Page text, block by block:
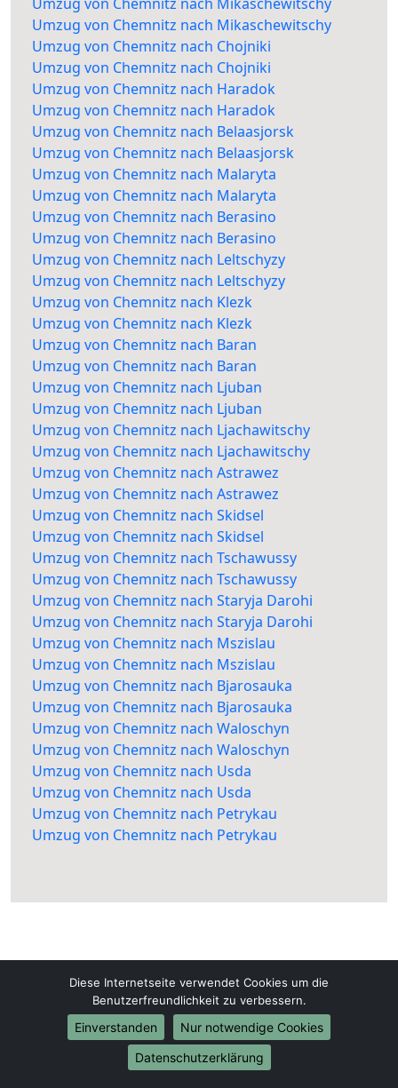
Umzug von Chemnitz nach Mikaschewitschy
Umzug von Chemnitz nach Chojniki
Umzug von Chemnitz nach Chojniki
Umzug von Chemnitz nach Haradok
Umzug von Chemnitz nach Haradok
Umzug von Chemnitz nach Belaasjorsk
Umzug von Chemnitz nach Belaasjorsk
Umzug von Chemnitz nach Malaryta
Umzug von Chemnitz nach Malaryta
Umzug von Chemnitz nach Berasino
Umzug von Chemnitz nach Berasino
Umzug von Chemnitz nach Leltschyzy
Umzug von Chemnitz nach Leltschyzy
Umzug von Chemnitz nach Klezk
Umzug von Chemnitz nach Klezk
Umzug von Chemnitz nach Baran
Umzug von Chemnitz nach Baran
Umzug von Chemnitz nach Ljuban
Umzug von Chemnitz nach Ljuban
Umzug von Chemnitz nach Ljachawitschy
Umzug von Chemnitz nach Ljachawitschy
Umzug von Chemnitz nach Astrawez
Umzug von Chemnitz nach Astrawez
Umzug von Chemnitz nach Skidsel
Umzug von Chemnitz nach Skidsel
Umzug von Chemnitz nach Tschawussy
Umzug von Chemnitz nach Tschawussy
Umzug von Chemnitz nach Staryja Darohi
Umzug von Chemnitz nach Staryja Darohi
Umzug von Chemnitz nach Mszislau
Umzug von Chemnitz nach Mszislau
Umzug von Chemnitz nach Bjarosauka
Umzug von Chemnitz nach Bjarosauka
Umzug von Chemnitz nach Waloschyn
Umzug von Chemnitz nach Waloschyn
Umzug von Chemnitz nach Usda
Umzug von Chemnitz nach Usda
Umzug von Chemnitz nach Petrykau
Umzug von Chemnitz nach Petrykau
Chemnitz-Umzüge-24.de
Chemnitz
01579-2482329
Diese Internetseite verwendet Cookies um die
Benutzerfreundlichkeit zu verbessern.
Einverstanden
Nur notwendige Cookies
Datenschutzerklärung